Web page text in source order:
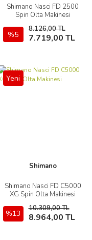
Shimano Nasci FD 2500
Spin Olta Makinesi
%5
8.126,00 TL
7.719,00 TL
İncele
Sepete Ekle
Yeni
Shimano
Shimano Nasci FD C5000
XG Spin Olta Makinesi
%13
10.309,00 TL
8.964,00 TL
İncele
Sepete Ekle